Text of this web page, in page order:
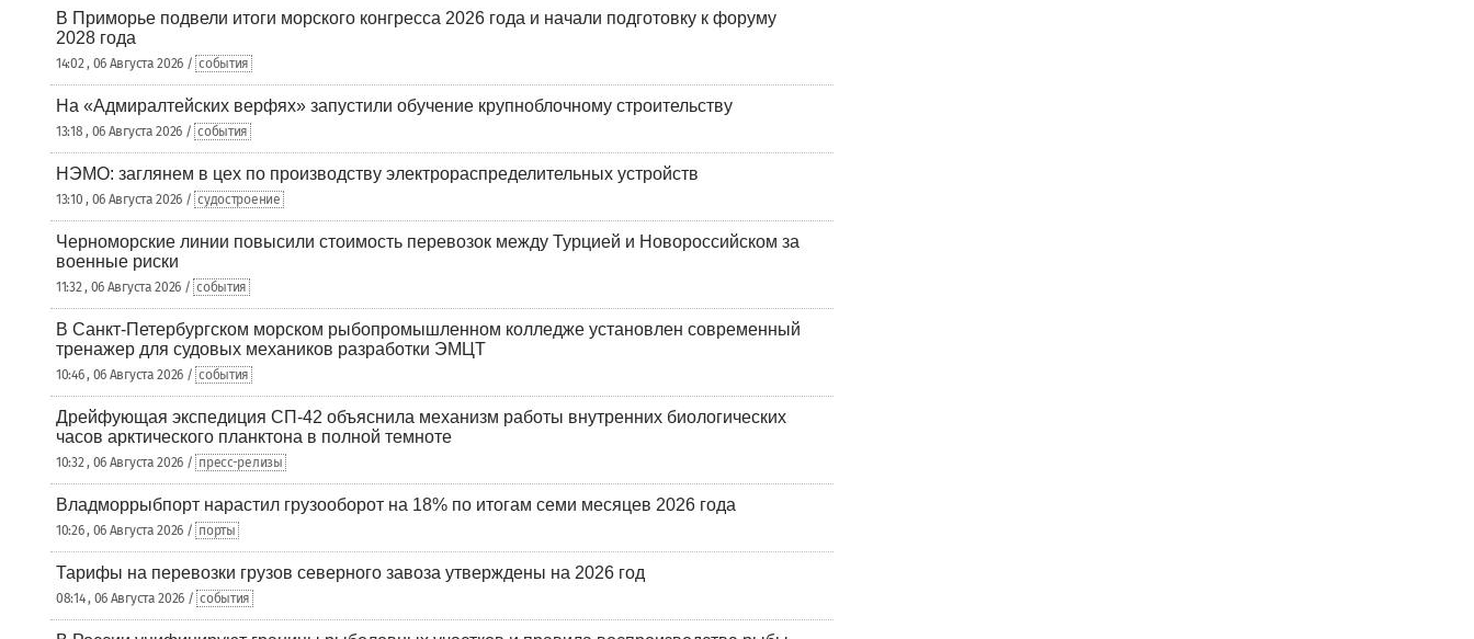
В Приморье подвели итоги морского конгресса 2026 года и начали подготовку к форуму
2028 года
14:02 , 06 Августа 2026 / события
На «Адмиралтейских верфях» запустили обучение крупноблочному строительству
13:18 , 06 Августа 2026 / события
НЭМО: заглянем в цех по производству электрораспределительных устройств
13:10 , 06 Августа 2026 / судостроение
Черноморские линии повысили стоимость перевозок между Турцией и Новороссийском за
военные риски
11:32 , 06 Августа 2026 / события
В Санкт-Петербургском морском рыбопромышленном колледже установлен современный
тренажер для судовых механиков разработки ЭМЦТ
10:46 , 06 Августа 2026 / события
Дрейфующая экспедиция СП-42 объяснила механизм работы внутренних биологических
часов арктического планктона в полной темноте
10:32 , 06 Августа 2026 / пресс-релизы
Владморрыбпорт нарастил грузооборот на 18% по итогам семи месяцев 2026 года
10:26 , 06 Августа 2026 / порты
Тарифы на перевозки грузов северного завоза утверждены на 2026 год
08:14 , 06 Августа 2026 / события